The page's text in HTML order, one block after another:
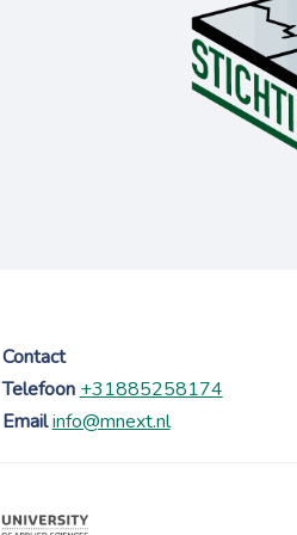
Contact
Telefoon +31885258174
Email info@mnext.nl